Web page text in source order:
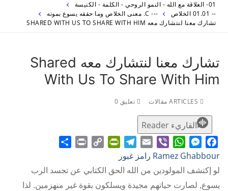
01- العلاقة مع الله - النمو الروحي - الكلمة - الكنيسة
-- 01.01 الخلاص
--- C. معنى الخلاص وما حققه يسوع بموته
تشارك معنا لنتشارك معه SHARED WITH US TO SHARE WITH HIM
تشارك معنا لنتشارك معه Shared
With Us To Share With Him
تعليق 0
القاريء Reader
Facebook
Messenger
WhatsApp
Viber
Email
Telegram
Link
Ramez Ghabbour رامز غبور
لو إكتشف المولودين من الله الحق الكتابي عن تجسد الرب
يسوع, لصارت حياتهم مجيدة ويسلكون بقوة غير منهزمين. لذا